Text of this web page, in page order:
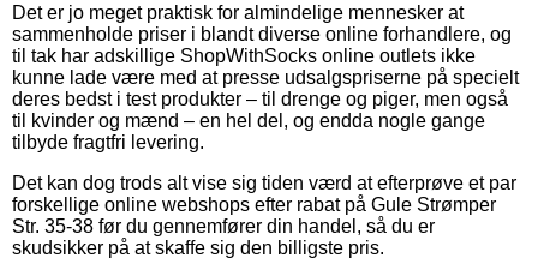
Det er jo meget praktisk for almindelige mennesker at
sammenholde priser i blandt diverse online forhandlere, og
til tak har adskillige ShopWithSocks online outlets ikke
kunne lade være med at presse udsalgspriserne på specielt
deres bedst i test produkter – til drenge og piger, men også
til kvinder og mænd – en hel del, og endda nogle gange
tilbyde fragtfri levering.
Det kan dog trods alt vise sig tiden værd at efterprøve et par
forskellige online webshops efter rabat på Gule Strømper
Str. 35-38 før du gennemfører din handel, så du er
skudsikker på at skaffe sig den billigste pris.